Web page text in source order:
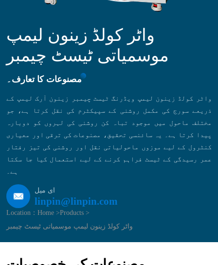
‌واٹر کولڈ زینون لیمپ
مصنوعات کا تعارف۔
واٹر کولڈ زینون لیمپ ویڈرنگ ٹیسٹ چیمبر زینون آرک لیمپ کے
ذریعے سورج کی مکمل روشنی کے سپیکٹرم کی نقل کرتا ہے، جو
مختلف ماحول میں موجود تباہ کن روشنی کی لہروں کو دوبارہ
پیدا کرتا ہے۔ یہ سائنسی تحقیق، مصنوعات کی ترقی اور معیاری
کنٹرول کے لیے موزوں ماحولیاتی نقل اور روشنی کی تیز رفتار
عمر رسیدگی کے ٹیسٹ فراہم کرنے کے لیے استعمال کیا جا سکتا
ہے۔
ای میل
linpin@linpin.com
Location：Home >Products >